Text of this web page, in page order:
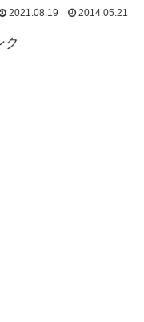
2021.08.19
2014.05.21
ク